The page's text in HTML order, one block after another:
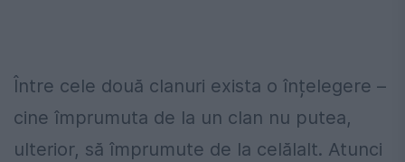
Între cele două clanuri exista o înțelegere –
cine împrumuta de la un clan nu putea,
ulterior, să împrumute de la celălalt. Atunci